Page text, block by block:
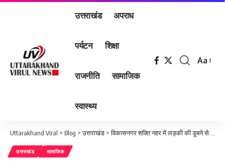
उत्तराखंड अपराध
पर्यटन शिक्षा
राजनीति सामाजिक
स्वास्थ्य
Font
Aa
Uttarakhand Viral > Blog >उत्तराखंड >विकासनगर शक्ति नहर में लड़की की डूबने से हुई मौत पर लोगों में आक्रोश भारत संवैधानिक अधिकार संरक्षण मंच के राष्ट्रीय संयोजक दौलत कुंवर ने दी आंदोलन की चेतावनी
उत्तराखंड सामाजिक